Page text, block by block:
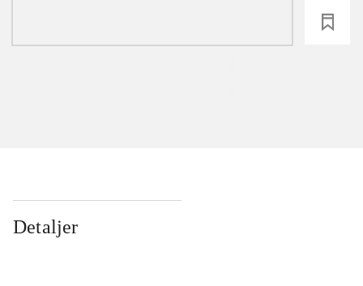
Detaljer